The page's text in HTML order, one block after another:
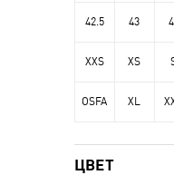
42.5 43
XXS XS
OSFA XL
ЦВЕТ